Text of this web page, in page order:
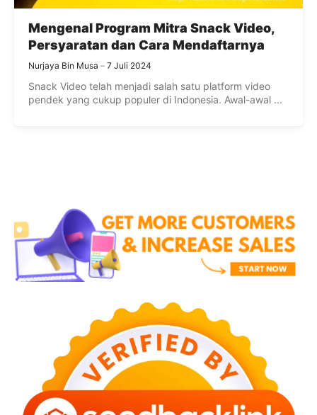
Mengenal Program Mitra Snack Video,
Persyaratan dan Cara Mendaftarnya
Nurjaya Bin Musa 7 Juli 2024
Snack Video telah menjadi salah satu platform video
pendek yang cukup populer di Indonesia. Awal-awal ...